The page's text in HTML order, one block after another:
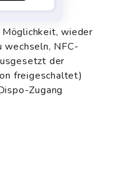
wieder
NFC-
der
freigeschaltet)
Zugang